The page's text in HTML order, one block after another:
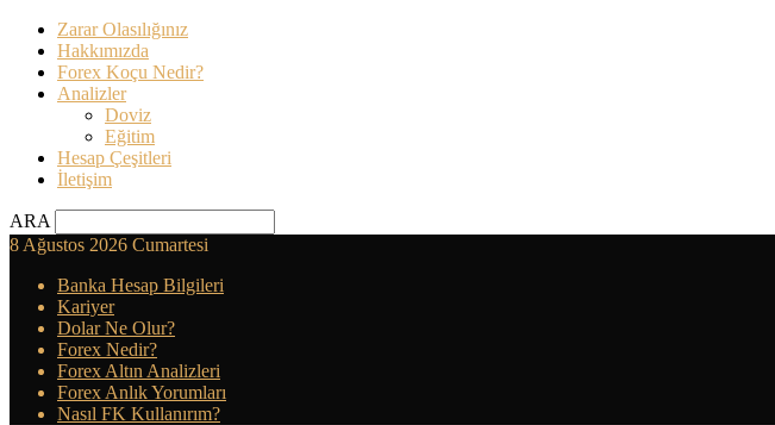
Zarar Olasılığınız
Hakkımızda
Forex Koçu Nedir?
Analizler
Doviz
Eğitim
Hesap Çeşitleri
İletişim
ARA
8 Ağustos 2026 Cumartesi
Banka Hesap Bilgileri
Kariyer
Dolar Ne Olur?
Forex Nedir?
Forex Altın Analizleri
Forex Anlık Yorumları
Nasıl FK Kullanırım?